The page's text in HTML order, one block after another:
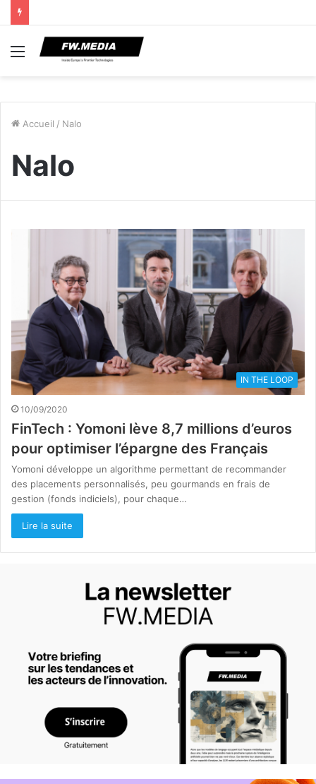
Menu
Accueil / Nalo
Nalo
IN THE LOOP
10/09/2020
FinTech : Yomoni lève 8,7 millions d’euros
pour optimiser l’épargne des Français
Yomoni développe un algorithme permettant de recommander
des placements personnalisés, peu gourmands en frais de
gestion (fonds indiciels), pour chaque…
Lire la suite